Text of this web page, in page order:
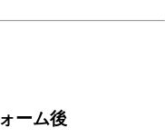
ーム後